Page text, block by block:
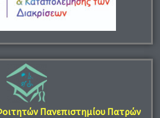
Πανεπιστημίου Πατρών